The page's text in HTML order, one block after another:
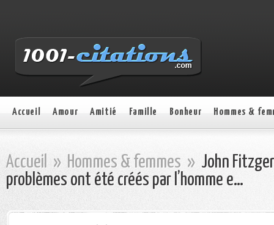
Accueil Amour Amitié Famille Bonheur Hommes &
Accueil » Hommes & femmes » John
problèmes ont été créés par l’homme e…